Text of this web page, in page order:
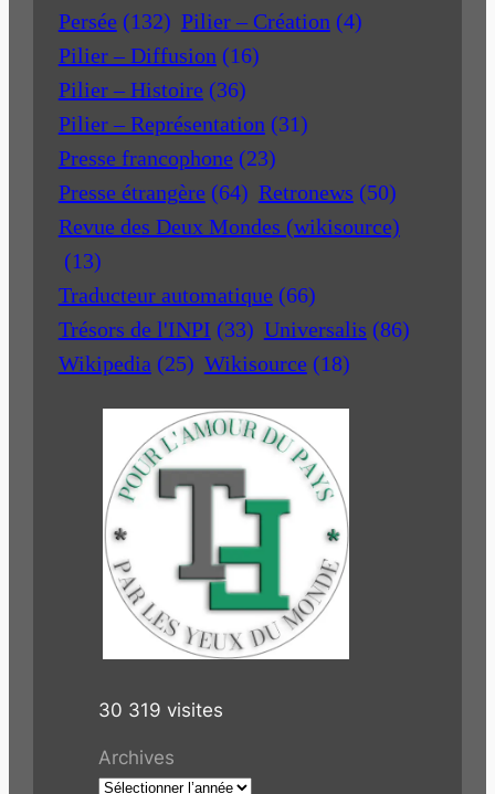
Persée (132) Pilier – Création (4)
Pilier – Diffusion (16)
Pilier – Histoire (36)
Pilier – Représentation (31)
Presse francophone (23)
Presse étrangère (64) Retronews (50)
Revue des Deux Mondes (wikisource)
(13)
Traducteur automatique (66)
Trésors de l'INPI (33) Universalis (86)
Wikipedia (25) Wikisource (18)
30 319 visites
Archives